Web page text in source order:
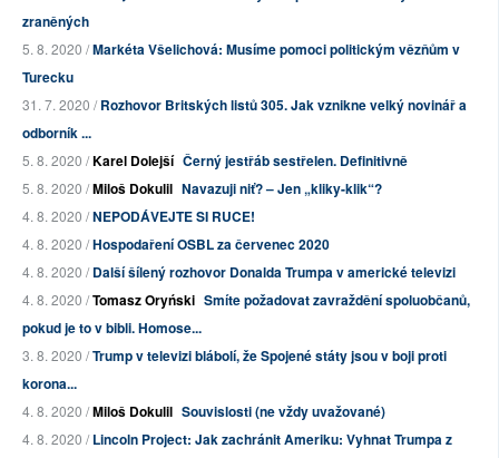
zraněných
5. 8. 2020 /Markéta Všelichová: Musíme pomoci politickým vězňům v
Turecku
31. 7. 2020 /Rozhovor Britských listů 305. Jak vznikne velký novinář a
odborník ...
5. 8. 2020 /Karel Dolejší Černý jestřáb sestřelen. Definitivně
5. 8. 2020 /Miloš Dokulil Navazuji niť? – Jen „kliky-klik“?
4. 8. 2020 /NEPODÁVEJTE SI RUCE!
4. 8. 2020 /Hospodaření OSBL za červenec 2020
4. 8. 2020 /Další šílený rozhovor Donalda Trumpa v americké televizi
4. 8. 2020 /Tomasz Oryński Smíte požadovat zavraždění spoluobčanů,
pokud je to v bibli. Homose...
3. 8. 2020 /Trump v televizi blábolí, že Spojené státy jsou v boji proti
korona...
4. 8. 2020 /Miloš Dokulil Souvislosti (ne vždy uvažované)
4. 8. 2020 /Lincoln Project: Jak zachránit Ameriku: Vyhnat Trumpa z